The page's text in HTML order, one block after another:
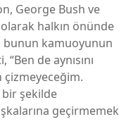
George Bush ve
halkın önünde
bunun kamuoyunun
de aynısını
çizmeyeceğim.
bir şekilde
geçirmemek